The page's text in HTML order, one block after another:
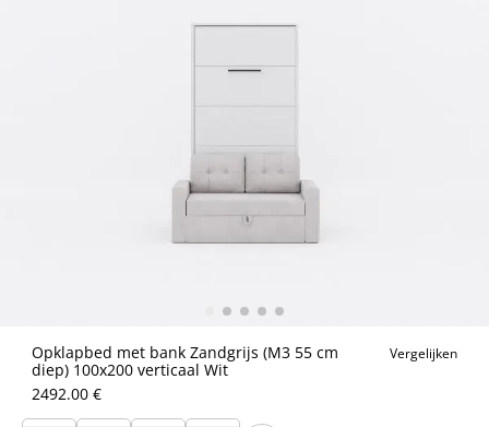
Opklapbed met bank Zandgrijs (M3 55 cm
diep) 100x200 verticaal Wit
Vergelijken
2492.00 €